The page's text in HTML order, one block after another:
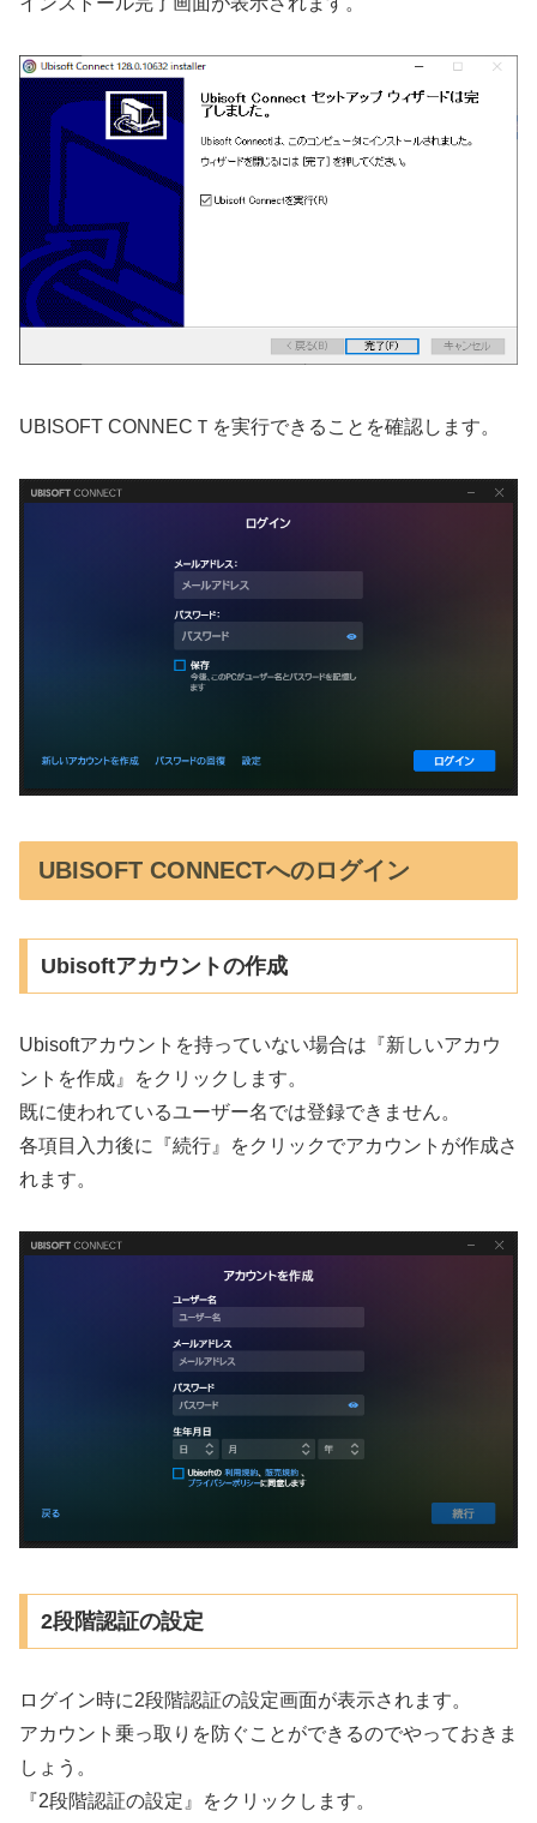
UBISOFT CONNECＴを実行できることを確認します。
UBISOFT CONNECTへのログイン
Ubisoftアカウントの作成
Ubisoftアカウントを持っていない場合は『新しいアカウ
ントを作成』をクリックします。
既に使われているユーザー名では登録できません。
各項目入力後に『続行』をクリックでアカウントが作成さ
れます。
2段階認証の設定
ログイン時に2段階認証の設定画面が表示されます。
アカウント乗っ取りを防ぐことができるのでやっておきま
しょう。
『2段階認証の設定』をクリックします。